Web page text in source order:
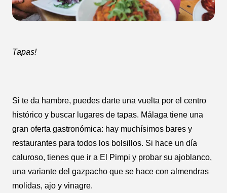
Tapas!
Si te da hambre, puedes darte una vuelta por el centro
histórico y buscar lugares de tapas. Málaga tiene una
gran oferta gastronómica: hay muchísimos bares y
restaurantes para todos los bolsillos. Si hace un día
caluroso, tienes que ir a El Pimpi y probar su ajoblanco,
una variante del gazpacho que se hace con almendras
molidas, ajo y vinagre.